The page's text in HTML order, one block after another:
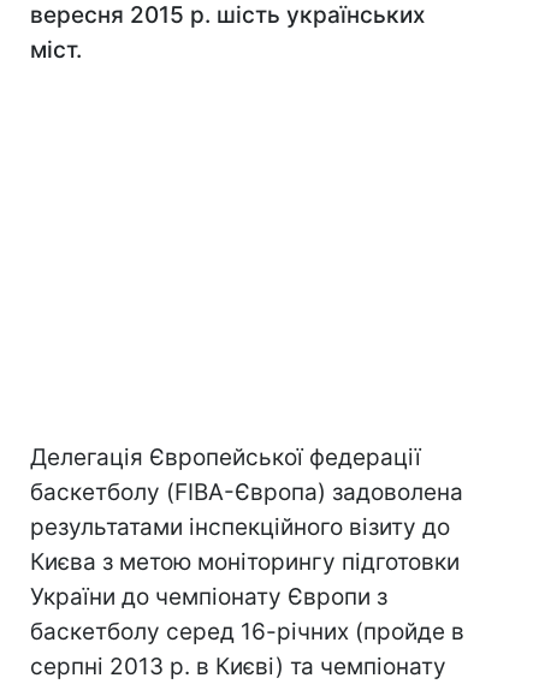
вересня 2015 р. шість українських
міст.
Делегація Європейської федерації
баскетболу (FIBA-Європа) задоволена
результатами інспекційного візиту до
Києва з метою моніторингу підготовки
України до чемпіонату Європи з
баскетболу серед 16-річних (пройде в
серпні 2013 р. в Києві) та чемпіонату